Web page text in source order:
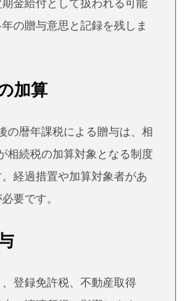
金給付として扱われる可能
の贈与意思と記録を残しま
加算
の暦年課税による贈与は、相
相続税の加算対象となる制度
経過措置や加算対象者があ
要です。
登録免許税、不動産取得